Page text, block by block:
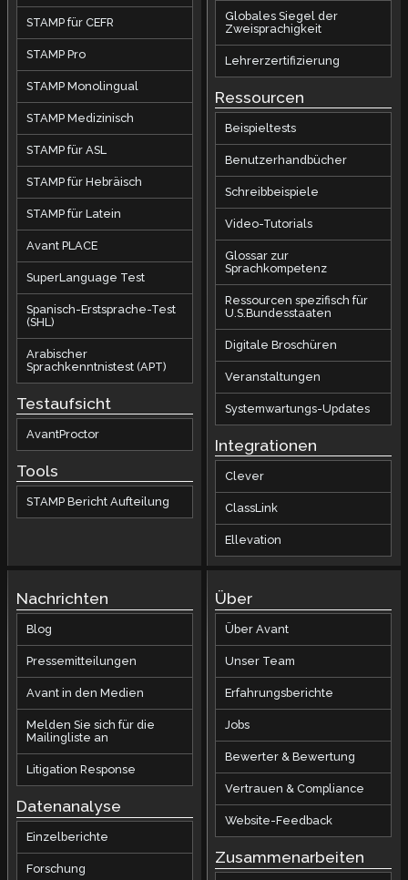
STAMP für CEFR
STAMP Pro
STAMP Monolingual
STAMP Medizinisch
STAMP für ASL
STAMP für Hebräisch
STAMP für Latein
Avant PLACE
SuperLanguage Test
Spanisch-Erstsprache-Test
(SHL)
Arabischer
Sprachkenntnistest (APT)
Testaufsicht
AvantProctor
Tools
STAMP Bericht Aufteilung
Globales Siegel der
Zweisprachigkeit
Lehrerzertifizierung
Ressourcen
Beispieltests
Benutzerhandbücher
Schreibbeispiele
Video-Tutorials
Glossar zur
Sprachkompetenz
Ressourcen spezifisch für
U.S.Bundesstaaten
Digitale Broschüren
Veranstaltungen
Systemwartungs-Updates
Integrationen
Clever
ClassLink
Ellevation
Nachrichten
Blog
Pressemitteilungen
Avant in den Medien
Melden Sie sich für die
Mailingliste an
Litigation Response
Datenanalyse
Einzelberichte
Forschung
Über
Über Avant
Unser Team
Erfahrungsberichte
Jobs
Bewerter & Bewertung
Vertrauen & Compliance
Website-Feedback
Zusammenarbeiten